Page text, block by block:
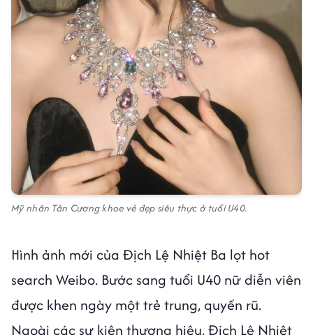
Mỹ nhân Tân Cương khoe vẻ đẹp siêu thực ở tuổi U40.
Hình ảnh mới của Địch Lệ Nhiệt Ba lọt hot
search Weibo. Bước sang tuổi U40 nữ diễn viên
được khen ngày một trẻ trung, quyến rũ.
Ngoài các sự kiện thương hiệu, Địch Lệ Nhiệt